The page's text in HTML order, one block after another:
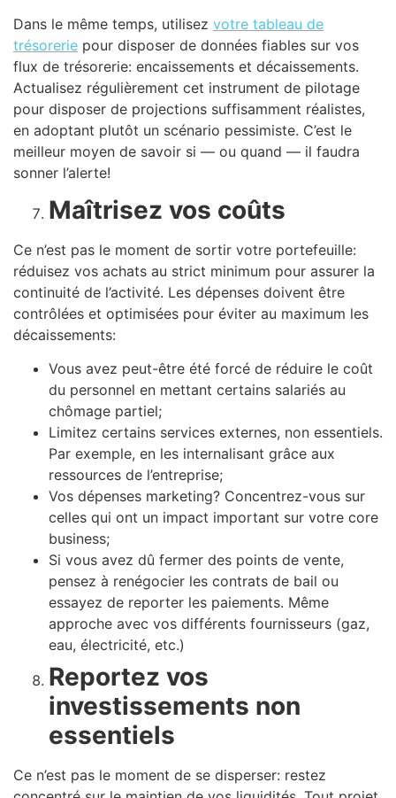
Dans le même temps, utilisez votre tableau de
trésorerie pour disposer de données fiables sur vos
flux de trésorerie: encaissements et décaissements.
Actualisez régulièrement cet instrument de pilotage
pour disposer de projections suffisamment réalistes,
en adoptant plutôt un scénario pessimiste. C’est le
meilleur moyen de savoir si — ou quand — il faudra
sonner l’alerte!
Maîtrisez vos coûts
Ce n’est pas le moment de sortir votre portefeuille:
réduisez vos achats au strict minimum pour assurer la
continuité de l’activité. Les dépenses doivent être
contrôlées et optimisées pour éviter au maximum les
décaissements:
Vous avez peut-être été forcé de réduire le coût
du personnel en mettant certains salariés au
chômage partiel;
Limitez certains services externes, non essentiels.
Par exemple, en les internalisant grâce aux
ressources de l’entreprise;
Vos dépenses marketing? Concentrez-vous sur
celles qui ont un impact important sur votre core
business;
Si vous avez dû fermer des points de vente,
pensez à renégocier les contrats de bail ou
essayez de reporter les paiements. Même
approche avec vos différents fournisseurs (gaz,
eau, électricité, etc.)
Reportez vos
investissements non
essentiels
Ce n’est pas le moment de se disperser: restez